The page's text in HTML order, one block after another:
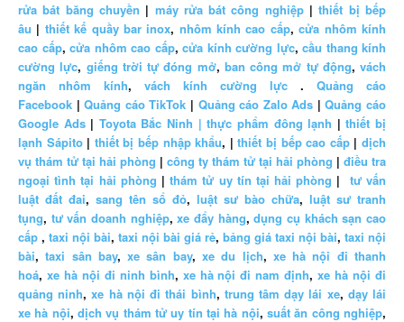
rửa bát băng chuyền | máy rửa bát công nghiệp|thiết bị bếp
âu | thiết kế quầy bar inox, nhôm kính cao cấp,cửa nhôm kính
cao cấp, cửa nhôm cao cấp, cửa kính cường lực, cầu thang kính
cường lực, giếng trời tự đóng mở, ban công mở tự động, vách
ngăn nhôm kính, vách kính cường lực . Quảng cáo
Facebook |Quảng cáo TikTok | Quảng cáo Zalo Ads |Quảng cáo
Google Ads| Toyota Bắc Ninh | thực phẩm đông lạnh |thiết bị
lạnh Sápito | thiết bị bếp nhập khẩu, |thiết bị bếp cao cấp|dịch
vụ thám tử tại hải phòng | công ty thám tử tại hải phòng | điều tra
ngoại tình tại hải phòng |thám tử uy tín tại hải phòng | tư vấn
luật đất đai, sang tên sổ đỏ, luật sư bào chữa, luật sư tranh
tụng, tư vấn doanh nghiệp,xe đẩy hàng,dụng cụ khách sạn cao
cấp , taxi nội bài, taxi nội bài giá rẻ, bảng giá taxi nội bài, taxi nội
bài,taxi sân bay,xe sân bay,xe du lịch, xe hà nội đi thanh
hoá, xe hà nội đi ninh bình, xe hà nội đi nam định,xe hà nội đi
quảng ninh,xe hà nội đi thái bình, trung tâm dạy lái xe, dạy lái
xe hà nội,dịch vụ thám tử uy tín tại hà nội,suất ăn công nghiệp,